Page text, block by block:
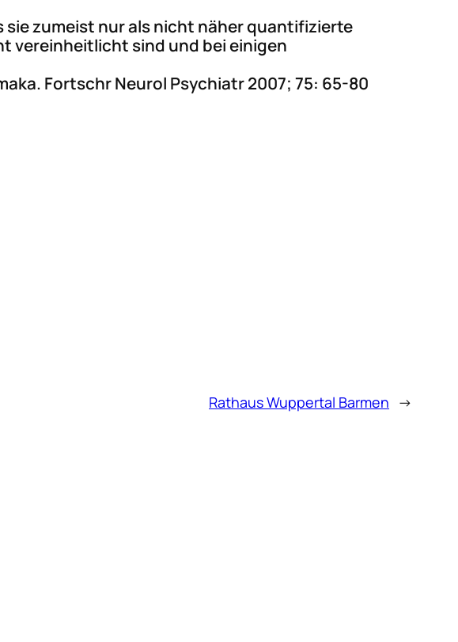
zumeist nur als nicht näher quantifizierte
vereinheitlicht sind und bei einigen
Fortschr Neurol Psychiatr 2007; 75: 65-80
Rathaus Wuppertal Barmen →